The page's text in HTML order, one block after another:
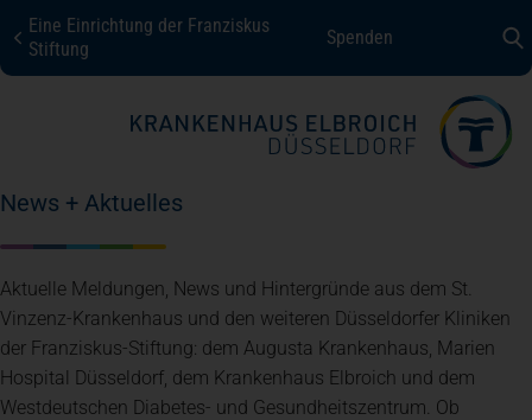
Eine Einrichtung der Franziskus
Stiftung
Spenden
KHE Düsseldorf
Über uns
Karriere
News + Aktuelles
Aktuelle Meldungen, News und Hintergründe aus dem St.
Vinzenz-Krankenhaus und den weiteren Düsseldorfer Kliniken
der Franziskus-Stiftung: dem Augusta Krankenhaus, Marien
Hospital Düsseldorf, dem Krankenhaus Elbroich und dem
Westdeutschen Diabetes- und Gesundheitszentrum. Ob